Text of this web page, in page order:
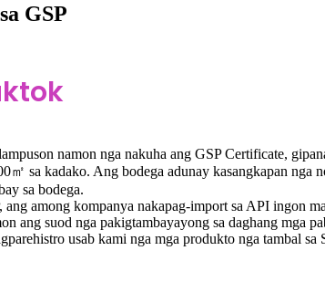
GSP
namon nga nakuha ang GSP Certificate,
㎡ sa kadako. Ang bodega adunay kasangkapan nga
sa bodega.
ang among kompanya nakapag-import sa API ingon
ang suod nga pakigtambayayong sa daghang mga
usab kami nga mga produkto nga tambal